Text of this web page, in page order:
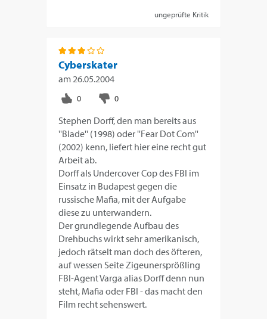
ungeprüfte Kritik
Cyberskater
am 26.05.2004
Stephen Dorff, den man bereits aus
''Blade'' (1998) oder ''Fear Dot Com''
(2002) kenn, liefert hier eine recht gut
Arbeit ab.
Dorff als Undercover Cop des FBI im
Einsatz in Budapest gegen die
russische Mafia, mit der Aufgabe
diese zu unterwandern.
Der grundlegende Aufbau des
Drehbuchs wirkt sehr amerikanisch,
jedoch rätselt man doch des öfteren,
auf wessen Seite Zigeunersprößling
FBI-Agent Varga alias Dorff denn nun
steht, Mafia oder FBI - das macht den
Film recht sehenswert.